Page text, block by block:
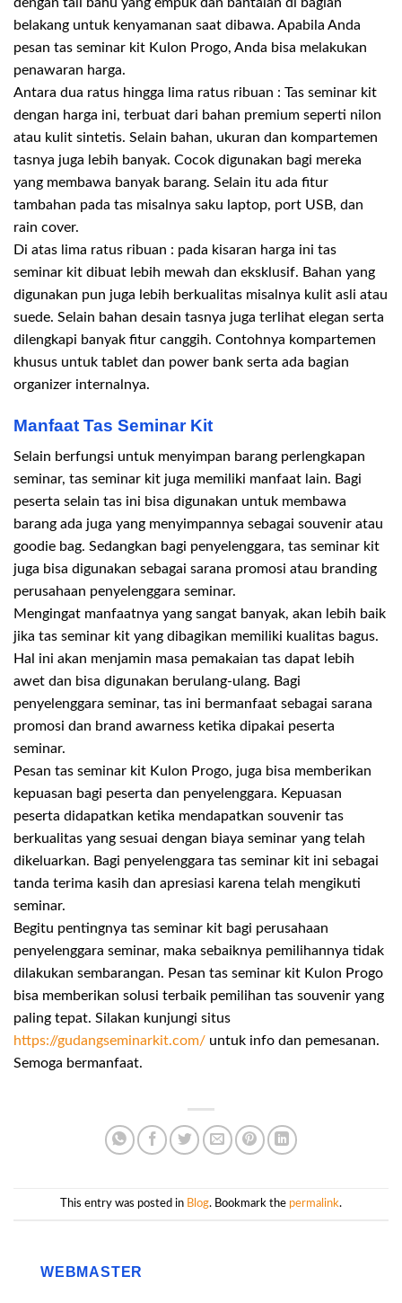
dengan tali bahu yang empuk dan bantalan di bagian
belakang untuk kenyamanan saat dibawa. Apabila Anda
pesan tas seminar kit Kulon Progo, Anda bisa melakukan
penawaran harga.
Antara dua ratus hingga lima ratus ribuan : Tas seminar kit
dengan harga ini, terbuat dari bahan premium seperti nilon
atau kulit sintetis. Selain bahan, ukuran dan kompartemen
tasnya juga lebih banyak. Cocok digunakan bagi mereka
yang membawa banyak barang. Selain itu ada fitur
tambahan pada tas misalnya saku laptop, port USB, dan
rain cover.
Di atas lima ratus ribuan : pada kisaran harga ini tas
seminar kit dibuat lebih mewah dan eksklusif. Bahan yang
digunakan pun juga lebih berkualitas misalnya kulit asli atau
suede. Selain bahan desain tasnya juga terlihat elegan serta
dilengkapi banyak fitur canggih. Contohnya kompartemen
khusus untuk tablet dan power bank serta ada bagian
organizer internalnya.
Manfaat Tas Seminar Kit
Selain berfungsi untuk menyimpan barang perlengkapan
seminar, tas seminar kit juga memiliki manfaat lain. Bagi
peserta selain tas ini bisa digunakan untuk membawa
barang ada juga yang menyimpannya sebagai souvenir atau
goodie bag. Sedangkan bagi penyelenggara, tas seminar kit
juga bisa digunakan sebagai sarana promosi atau branding
perusahaan penyelenggara seminar.
Mengingat manfaatnya yang sangat banyak, akan lebih baik
jika tas seminar kit yang dibagikan memiliki kualitas bagus.
Hal ini akan menjamin masa pemakaian tas dapat lebih
awet dan bisa digunakan berulang-ulang. Bagi
penyelenggara seminar, tas ini bermanfaat sebagai sarana
promosi dan brand awarness ketika dipakai peserta
seminar.
Pesan tas seminar kit Kulon Progo, juga bisa memberikan
kepuasan bagi peserta dan penyelenggara. Kepuasan
peserta didapatkan ketika mendapatkan souvenir tas
berkualitas yang sesuai dengan biaya seminar yang telah
dikeluarkan. Bagi penyelenggara tas seminar kit ini sebagai
tanda terima kasih dan apresiasi karena telah mengikuti
seminar.
Begitu pentingnya tas seminar kit bagi perusahaan
penyelenggara seminar, maka sebaiknya pemilihannya tidak
dilakukan sembarangan. Pesan tas seminar kit Kulon Progo
bisa memberikan solusi terbaik pemilihan tas souvenir yang
paling tepat. Silakan kunjungi situs
https://gudangseminarkit.com/ untuk info dan pemesanan.
Semoga bermanfaat.
This entry was posted in Blog. Bookmark the permalink.
WEBMASTER